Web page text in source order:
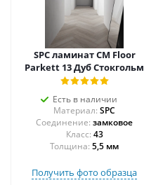
SPC ламинат CM Floor
Parkett 13 Дуб Стокгольм
Есть в наличии
Материал: SPC
Соединение: замковое
43
Толщина: 5,5 мм
Получить фото образца